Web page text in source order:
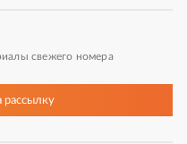
свежего номера
рассылку